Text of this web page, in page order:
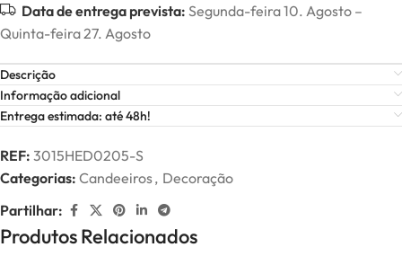
Data de entrega prevista: Segunda-feira 10. Agosto –
Quinta-feira 27. Agosto
Descrição
Informação adicional
Entrega estimada: até 48h!
REF: 3015HED0205-S
Categorias: Candeeiros, Decoração
Partilhar:
Produtos Relacionados